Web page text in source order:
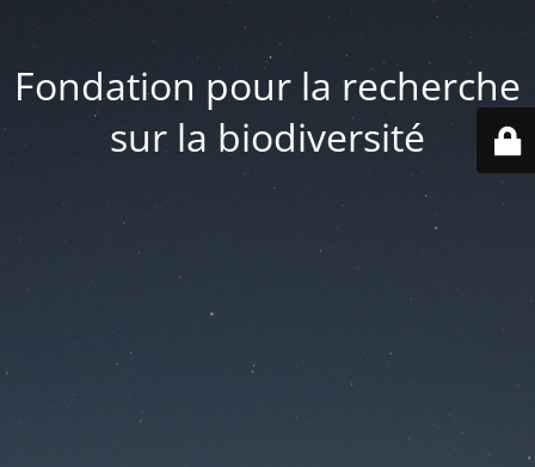
Fondation pour la recherche
sur la biodiversité